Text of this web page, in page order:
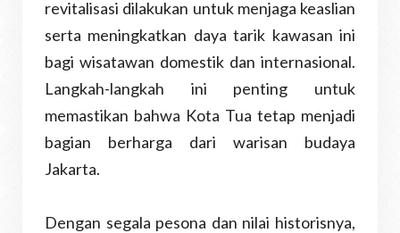
revitalisasi dilakukan untuk menjaga keaslian
serta meningkatkan daya tarik kawasan ini
bagi wisatawan domestik dan internasional.
Langkah-langkah ini penting untuk
memastikan bahwa Kota Tua tetap menjadi
bagian berharga dari warisan budaya
Jakarta.
Dengan segala pesona dan nilai historisnya,